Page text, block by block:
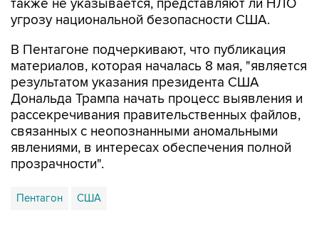
В Пентагоне подчеркивают, что публикация
результатом указания президента США
Дональда Трампа начать процесс выявления и
рассекречивания правительственных файлов,
связанных с неопознанными аномальными
явлениями, в интересах обеспечения полной
прозрачности".
Пентагон США